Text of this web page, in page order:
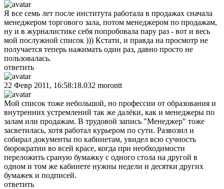
Я все семь лет после института работала в продажах сначала
менеджером торгового зала, потом менеджером по продажам,
ну и в журналистике себя попробовала пару раз - вот и весь
мой послужной список ))) Кстати, и правда на просмотр не
получается теперь нажимать один раз, давно просто не
пользовалась.
ответить
22 Февр 2011, 16:58:18.032 morontt
Мой список тоже небольшой, но профессии от образования и
внутренних устремлений так же далёки, как и менеджеры по
залам или продажам. В трудовой запись "Менеджер" тоже
засветилась, хотя работал курьером по сути. Развозил и
собирал документы по кабинетам, увидел всю сучность
бюрократии во всей красе, когда при необходимости
переложить сраную бумажку с одного стола на другой в
одном и том же кабинете нужны недели и десятки других
бумажек и подписей.
ответить